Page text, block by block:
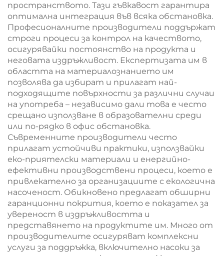
пространството. Тази гъвкавост гарантира
оптимална интеграция във всяка обстановка.
Професионалните производители поддържат
строги процеси за контрол на качеството,
осигурявайки постоянство на продукта и
неговата издръжливост. Експертизата им в
областта на материалознанието им
позволява да избират и прилагат най-
подходящите повърхности за различни случаи
на употреба – независимо дали това е често
срещано използване в образователни среди
или по-рядко в офис обстановка.
Съвременните производители често
прилагат устойчиви практики, използвайки
еко-приятелски материали и енергийно-
ефективни производствени процеси, което е
привлекателно за организациите с екологична
насоченост. Обикновено предлагат обширни
гаранционни покрития, което е показател за
увереност в издръжливостта и
представянето на продуктите им. Много от
производителите осигуряват комплексни
услуги за поддръжка, включително насоки за